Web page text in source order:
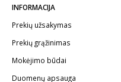
INFORMACIJA
Prekių užsakymas
Prekių grąžinimas
Mokėjimo būdai
Duomenų apsauga